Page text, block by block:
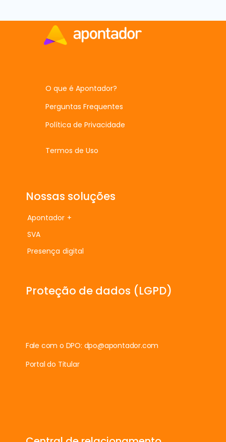
O que é Apontador?
Perguntas Frequentes
Política de Privacidade
Termos de Uso
Nossas soluções
Apontador +
SVA
Presença digital
Proteção de dados (LGPD)
Fale com o DPO: dpo@apontador.com
Portal do Titular